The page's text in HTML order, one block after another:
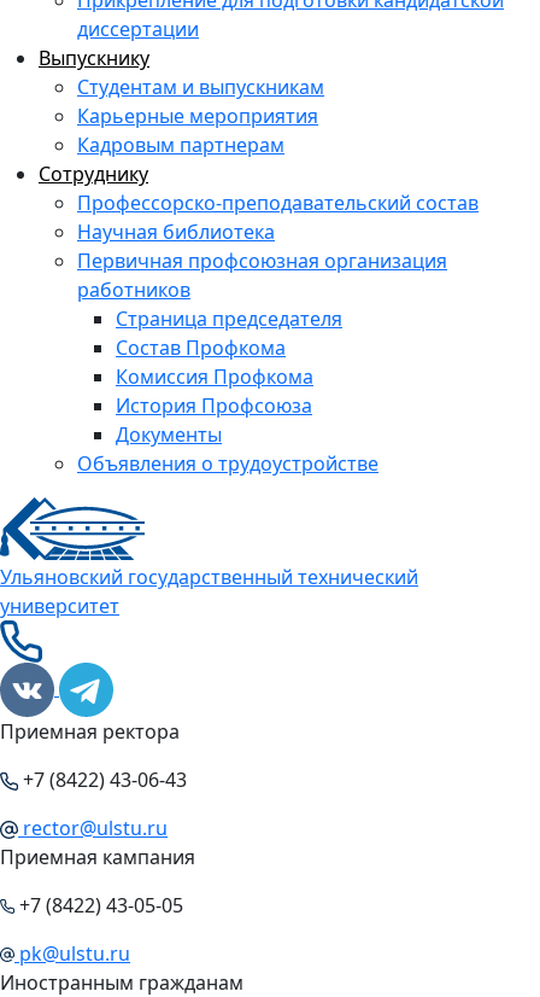
диссертации
Выпускнику
Студентам и выпускникам
Карьерные мероприятия
Кадровым партнерам
Сотруднику
Профессорско-преподавательский состав
Научная библиотека
Первичная профсоюзная организация
работников
Страница председателя
Состав Профкома
Комиссия Профкома
История Профсоюза
Документы
Объявления о трудоустройстве
Ульяновский государственный технический
университет
Приемная ректора
+7 (8422) 43-06-43
rector@ulstu.ru
Приемная кампания
+7 (8422) 43-05-05
pk@ulstu.ru
Иностранным гражданам